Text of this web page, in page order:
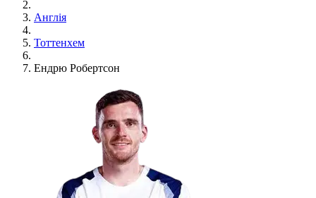
Англія
Тоттенхем
Ендрю Робертсон